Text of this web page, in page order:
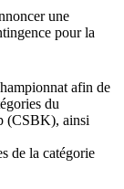
une
pour la
afin de
du
(CSBK), ainsi
de la catégorie